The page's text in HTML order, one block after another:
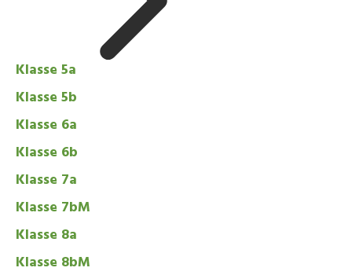
Klasse 5a
Klasse 5b
Klasse 6a
Klasse 6b
Klasse 7a
Klasse 7bM
Klasse 8a
Klasse 8bM